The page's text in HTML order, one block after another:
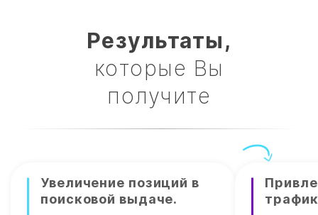
Результаты,
которые Вы
получите
Увеличение позиций в
поисковой выдаче.